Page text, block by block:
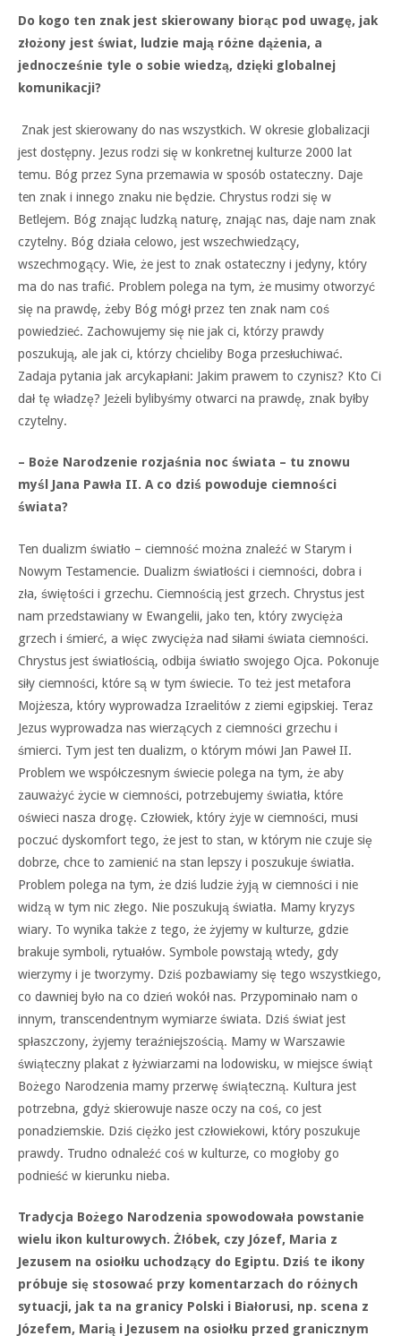
Do kogo ten znak jest skierowany biorąc pod uwagę, jak
złożony jest świat, ludzie mają różne dążenia, a
jednocześnie tyle o sobie wiedzą, dzięki globalnej
komunikacji?
Znak jest skierowany do nas wszystkich. W okresie globalizacji
jest dostępny. Jezus rodzi się w konkretnej kulturze 2000 lat
temu. Bóg przez Syna przemawia w sposób ostateczny. Daje
ten znak i innego znaku nie będzie. Chrystus rodzi się w
Betlejem. Bóg znając ludzką naturę, znając nas, daje nam znak
czytelny. Bóg działa celowo, jest wszechwiedzący,
wszechmogący. Wie, że jest to znak ostateczny i jedyny, który
ma do nas trafić. Problem polega na tym, że musimy otworzyć
się na prawdę, żeby Bóg mógł przez ten znak nam coś
powiedzieć. Zachowujemy się nie jak ci, którzy prawdy
poszukują, ale jak ci, którzy chcieliby Boga przesłuchiwać.
Zadaja pytania jak arcykapłani: Jakim prawem to czynisz? Kto Ci
dał tę władzę? Jeżeli bylibyśmy otwarci na prawdę, znak byłby
czytelny.
– Boże Narodzenie rozjaśnia noc świata – tu znowu
myśl Jana Pawła II. A co dziś powoduje ciemności
świata?
Ten dualizm światło – ciemność można znaleźć w Starym i
Nowym Testamencie. Dualizm światłości i ciemności, dobra i
zła, świętości i grzechu. Ciemnością jest grzech. Chrystus jest
nam przedstawiany w Ewangelii, jako ten, który zwycięża
grzech i śmierć, a więc zwycięża nad siłami świata ciemności.
Chrystus jest światłością, odbija światło swojego Ojca. Pokonuje
siły ciemności, które są w tym świecie. To też jest metafora
Mojżesza, który wyprowadza Izraelitów z ziemi egipskiej. Teraz
Jezus wyprowadza nas wierzących z ciemności grzechu i
śmierci. Tym jest ten dualizm, o którym mówi Jan Paweł II.
Problem we współczesnym świecie polega na tym, że aby
zauważyć życie w ciemności, potrzebujemy światła, które
oświeci nasza drogę. Człowiek, który żyje w ciemności, musi
poczuć dyskomfort tego, że jest to stan, w którym nie czuje się
dobrze, chce to zamienić na stan lepszy i poszukuje światła.
Problem polega na tym, że dziś ludzie żyją w ciemności i nie
widzą w tym nic złego. Nie poszukują światła. Mamy kryzys
wiary. To wynika także z tego, że żyjemy w kulturze, gdzie
brakuje symboli, rytuałów. Symbole powstają wtedy, gdy
wierzymy i je tworzymy. Dziś pozbawiamy się tego wszystkiego,
co dawniej było na co dzień wokół nas. Przypominało nam o
innym, transcendentnym wymiarze świata. Dziś świat jest
spłaszczony, żyjemy teraźniejszością. Mamy w Warszawie
świąteczny plakat z łyżwiarzami na lodowisku, w miejsce świąt
Bożego Narodzenia mamy przerwę świąteczną. Kultura jest
potrzebna, gdyż skierowuje nasze oczy na coś, co jest
ponadziemskie. Dziś ciężko jest człowiekowi, który poszukuje
prawdy. Trudno odnaleźć coś w kulturze, co mogłoby go
podnieść w kierunku nieba.
Tradycja Bożego Narodzenia spowodowała powstanie
wielu ikon kulturowych. Żłóbek, czy Józef, Maria z
Jezusem na osiołku uchodzący do Egiptu. Dziś te ikony
próbuje się stosować przy komentarzach do różnych
sytuacji, jak ta na granicy Polski i Białorusi, np. scena z
Józefem, Marią i Jezusem na osiołku przed granicznym